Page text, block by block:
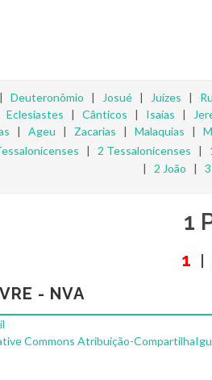
Deuteronômio | Josué| Juízes |
Eclesiastes | Cânticos | Isaías |
| Ageu | Zacarias | Malaquias |
| 2 Tessalonicenses |
| 2 João |
1
1
- NVA
Commons Atribuição-